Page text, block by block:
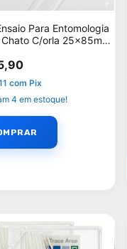
Para Entomologia
Chato C/orla 25x85mm
com Pix
4 em estoque!